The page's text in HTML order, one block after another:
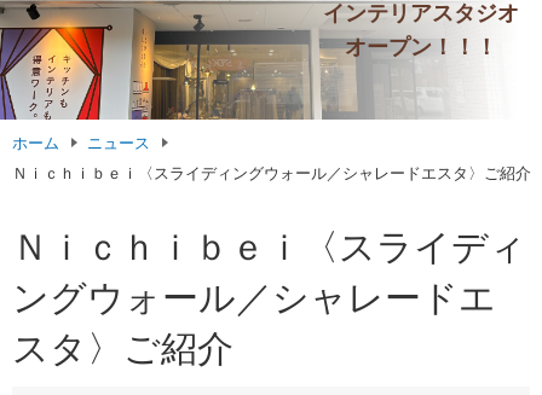
インテリアスタジオ
オープン！！！
ホーム
ニュース
Ｎｉｃｈｉｂｅｉ〈スライディングウォール／シャレードエスタ〉ご紹介
Ｎｉｃｈｉｂｅｉ〈スライディ
ングウォール／シャレードエ
スタ〉ご紹介